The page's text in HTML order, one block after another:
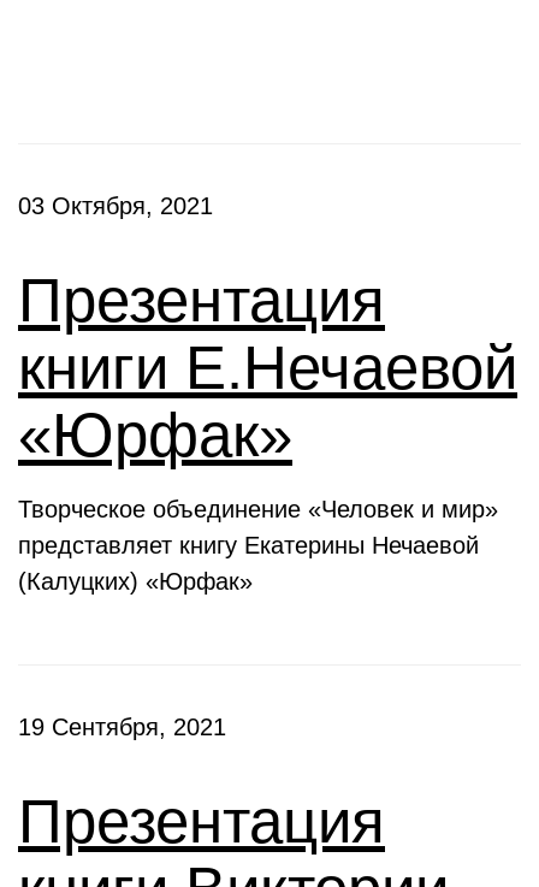
03 Октября, 2021
Презентация
книги Е.Нечаевой
«Юрфак»
Творческое объединение «Человек и мир»
представляет книгу Екатерины Нечаевой
(Калуцких) «Юрфак»
19 Сентября, 2021
Презентация